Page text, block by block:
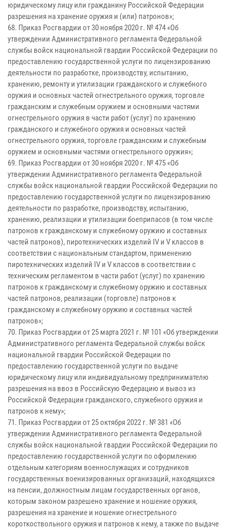
юридическому лицу или гражданину Российской Федерации
разрешения на хранение оружия и (или) патронов»;
68. Приказ Росгвардии от 30 ноября 2020 г. № 474 «Об
утверждении Административного регламента Федеральной
службы войск национальной гвардии Российской Федерации по
предоставлению государственной услуги по лицензированию
деятельности по разработке, производству, испытанию,
хранению, ремонту и утилизации гражданского и служебного
оружия и основных частей огнестрельного оружия, торговле
гражданским и служебным оружием и основными частями
огнестрельного оружия в части работ (услуг) по хранению
гражданского и служебного оружия и основных частей
огнестрельного оружия, торговле гражданским и служебным
оружием и основными частями огнестрельного оружия»;
69. Приказ Росгвардии от 30 ноября 2020 г. № 475 «Об
утверждении Административного регламента Федеральной
службы войск национальной гвардии Российской Федерации по
предоставлению государственной услуги по лицензированию
деятельности по разработке, производству, испытанию,
хранению, реализации и утилизации боеприпасов (в том числе
патронов к гражданскому и служебному оружию и составных
частей патронов), пиротехнических изделий IV и V классов в
соответствии с национальным стандартом, применению
пиротехнических изделий IV и V классов в соответствии с
техническим регламентом в части работ (услуг) по хранению
патронов к гражданскому и служебному оружию и составных
частей патронов, реализации (торговле) патронов к
гражданскому и служебному оружию и составных частей
патронов»;
70. Приказ Росгвардии от 25 марта 2021 г. № 101 «Об утверждении
Административного регламента Федеральной службы войск
национальной гвардии Российской Федерации по
предоставлению государственной услуги по выдаче
юридическому лицу или индивидуальному предпринимателю
разрешения на ввоз в Российскую Федерацию и вывоз из
Российской Федерации гражданского, служебного оружия и
патронов к нему»;
71. Приказ Росгвардии от 25 октября 2022 г. № 381 «Об
утверждении Административного регламента Федеральной
службы войск национальной гвардии Российской Федерации по
предоставлению государственной услуги по оформлению
отдельным категориям военнослужащих и сотрудников
государственных военизированных организаций, находящихся
на пенсии, должностным лицам государственных органов,
которым законом разрешено хранение и ношение оружия,
разрешения на хранение и ношение огнестрельного
короткоствольного оружия и патронов к нему, а также по выдаче